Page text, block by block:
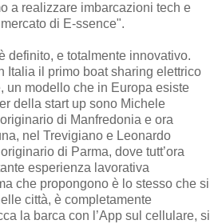
a realizzare imbarcazioni tech e
di E-ssence".
definito, e totalmente innovativo.
Italia il primo boat sharing elettrico
un modello che in Europa esiste
della start up sono Michele
di Manfredonia e ora
nel Trevigiano e Leonardo
di Parma, dove tutt’ora
esperienza lavorativa
che propongono è lo stesso che si
città, è completamente
la barca con l’App sul cellulare, si